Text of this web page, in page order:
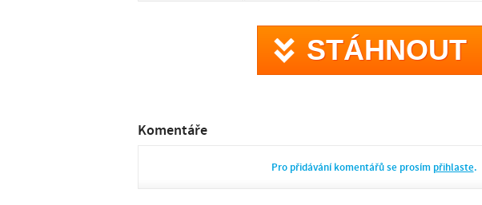
STÁHNOUT
Komentáře
Pro přidávání komentářů se prosím přihlaste.